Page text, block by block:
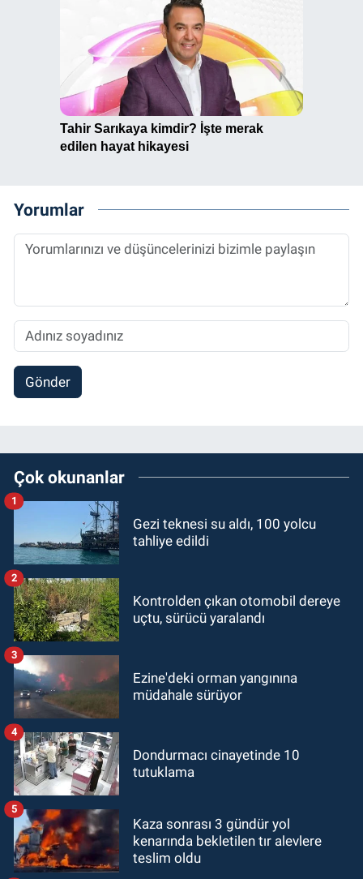
Yorumlar
Gönder
Çok okunanlar
Gezi teknesi su aldı, 100 yolcu
tahliye edildi
1
Kontrolden çıkan otomobil dereye
uçtu, sürücü yaralandı
2
Ezine'deki orman yangınına
müdahale sürüyor
3
Dondurmacı cinayetinde 10
tutuklama
4
Kaza sonrası 3 gündür yol
kenarında bekletilen tır alevlere
teslim oldu
5